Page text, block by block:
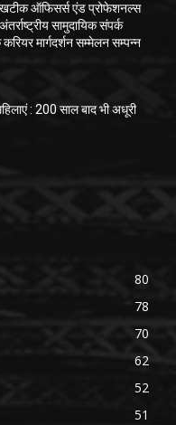
खटीक ऑफिसर्स एंड प्रोफेशनल्स
सामुदायिक संपर्क
मार्गदर्शन सम्मेलन सम्पन्न
: 200 साल बाद भी अधूरी
80
78
70
62
52
51